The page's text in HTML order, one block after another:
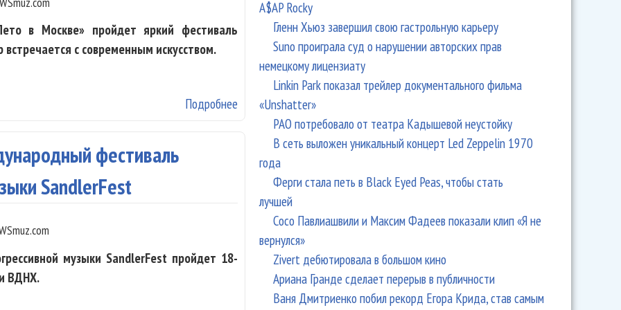
в Москве» пройдет яркий фестиваль
с современным искусством.
Подробнее о Татьяна Куртукова и фолктроника: фестиваль «Фолково»
фестиваль
SandlerFest
музыки SandlerFest пройдет 18-
ВДНХ.
A$AP Rocky
Гленн Хьюз завершил свою гастрольную карьеру
Suno проиграла суд о нарушении авторских прав
немецкому лицензиату
Linkin Park показал трейлер документального фильма
«Unshatter»
РАО потребовало от театра Кадышевой неустойку
В сеть выложен уникальный концерт Led Zeppelin 1970
года
Ферги стала петь в Black Eyed Peas, чтобы стать
лучшей
Сосо Павлиашвили и Максим Фадеев показали клип «Я не
вернулся»
Zivert дебютировала в большом кино
Ариана Гранде сделает перерыв в публичности
Ваня Дмитриенко побил рекорд Егора Крида, став самым